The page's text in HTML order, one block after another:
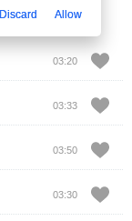
03:20
03:33
03:50
03:30
Discard Allow